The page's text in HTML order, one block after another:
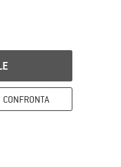
CONFRONTA
politica di recesso qui Si